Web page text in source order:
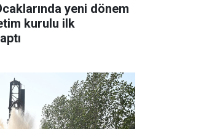
yeni dönem
kurulu ilk